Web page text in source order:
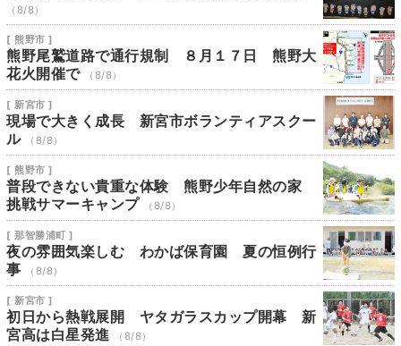
（8/8）
[ 熊野市 ]
熊野尾鷲道路で通行規制 ８月１７日 熊野大
花火開催で
（8/8）
[ 新宮市 ]
現場で大きく成長 新宮市ボランティアスクー
ル
（8/8）
[ 熊野市 ]
普段できない貴重な体験 熊野少年自然の家
挑戦サマーキャンプ
（8/8）
[ 那智勝浦町 ]
夜の雰囲気楽しむ わかば保育園 夏の恒例行
事
（8/8）
[ 新宮市 ]
初日から熱戦展開 ヤタガラスカップ開幕 新
宮高は白星発進
（8/8）